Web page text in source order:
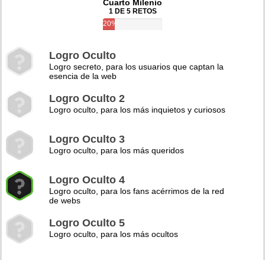
Cuarto Milenio
1 DE 5 RETOS
20%
Logro Oculto
Logro secreto, para los usuarios que captan la
esencia de la web
Logro Oculto 2
Logro oculto, para los más inquietos y curiosos
Logro Oculto 3
Logro oculto, para los más queridos
Logro Oculto 4
Logro oculto, para los fans acérrimos de la red
de webs
Logro Oculto 5
Logro oculto, para los más ocultos